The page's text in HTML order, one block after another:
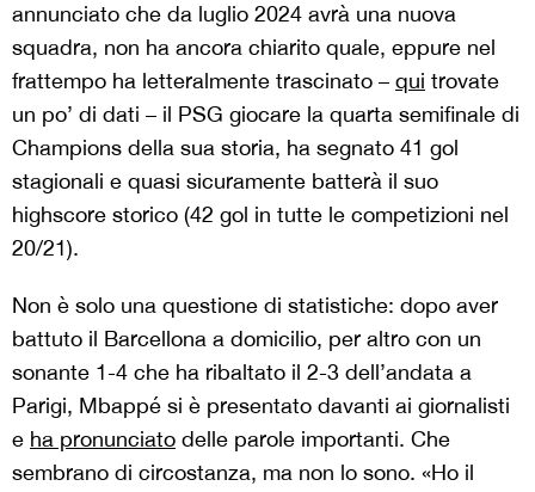
annunciato che da luglio 2024 avrà una nuova
squadra, non ha ancora chiarito quale, eppure nel
frattempo ha letteralmente trascinato – qui trovate
un po’ di dati – il PSG giocare la quarta semifinale di
Champions della sua storia, ha segnato 41 gol
stagionali e quasi sicuramente batterà il suo
highscore storico (42 gol in tutte le competizioni nel
20/21).
Non è solo una questione di statistiche: dopo aver
battuto il Barcellona a domicilio, per altro con un
sonante 1-4 che ha ribaltato il 2-3 dell’andata a
Parigi, Mbappé si è presentato davanti ai giornalisti
e ha pronunciato delle parole importanti. Che
sembrano di circostanza, ma non lo sono. «Ho il